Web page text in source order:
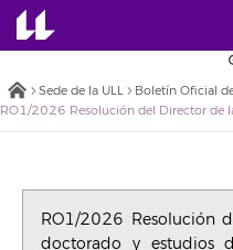
Sede de la ULL
Boletín Oficial
RO1/2026 Resolución
doctorado y estudios